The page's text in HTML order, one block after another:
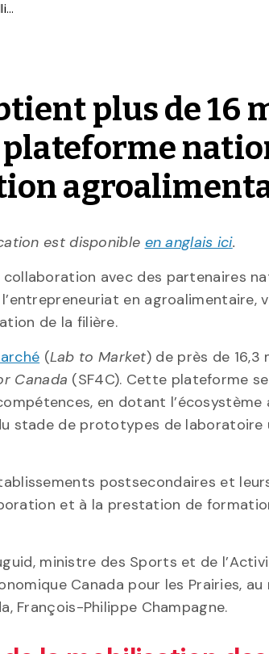
L’Université de Guelph obtient plus de 16 millions de dollars pour diriger la plateforme nationale d’innovation et de formation agroalimentaire
plus de 16
est disponible en anglais ici.
collaboration avec des partenaires
en agroalimentaire,
de la filière.
(Lab to Market) de près de 16,3
Canada (SF4C). Cette plateforme
en dotant l’écosystème
stade de prototypes de laboratoire
postsecondaires et
et à la prestation de
ministre des Sports et de
Canada pour les Prairies,
François-Philippe Champagne.